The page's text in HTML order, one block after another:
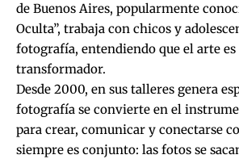
de Buenos Aires, popularmente
Oculta”, trabaja con chicos y
fotografía, entendiendo que el arte
transformador.
Desde 2000, en sus talleres genera
fotografía se convierte en el
para crear, comunicar y conectarse
siempre es conjunto: las fotos se